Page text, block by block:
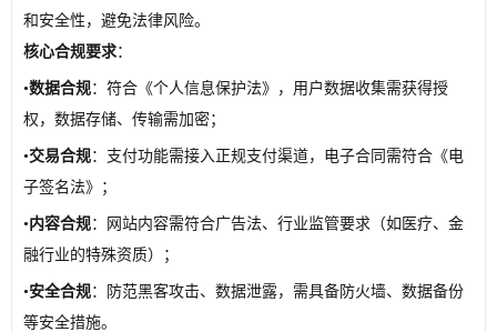
和安全性，避免法律风险。
核心合规要求：
•数据合规：符合《个人信息保护法》，用户数据收集需获得授
权，数据存储、传输需加密；
•交易合规：支付功能需接入正规支付渠道，电子合同需符合《电
子签名法》；
•内容合规：网站内容需符合广告法、行业监管要求（如医疗、金
融行业的特殊资质）；
•安全合规：防范黑客攻击、数据泄露，需具备防火墙、数据备份
等安全措施。